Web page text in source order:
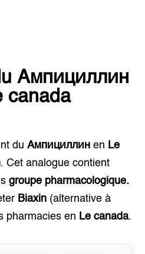
Ампициллин
canada
du Ампициллин en Le
. Cet analogue contient
groupe pharmacologique.
Biaxin(alternative à
pharmacies en Le canada.